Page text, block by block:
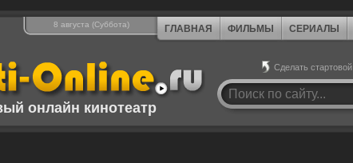
8 августа (Суббота) ГЛАВНАЯ ФИЛЬМЫ СЕРИАЛЫ
онлайн кинотеатр
Сделать стартовой